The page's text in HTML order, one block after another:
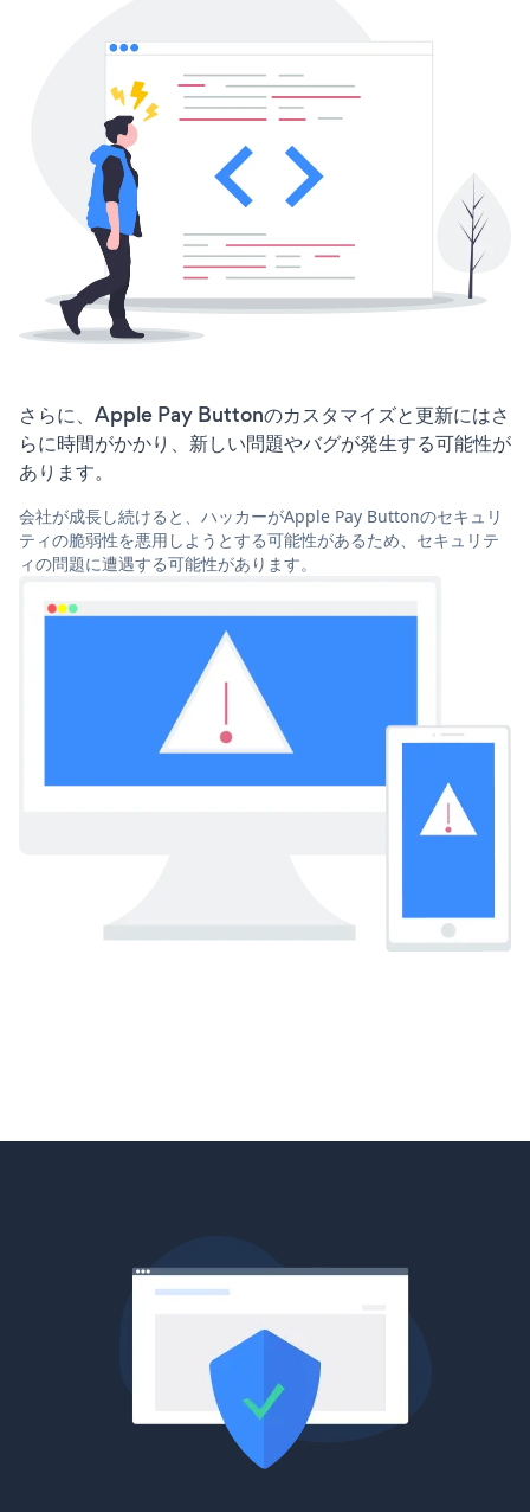
さらに、Apple Pay Buttonのカスタマイズと更新にはさ
らに時間がかかり、新しい問題やバグが発生する可能性が
あります。
会社が成長し続けると、ハッカーがApple Pay Buttonのセキュリ
ティの脆弱性を悪用しようとする可能性があるため、セキュリテ
ィの問題に遭遇する可能性があります。